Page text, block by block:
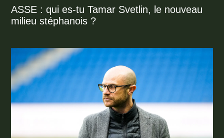
ASSE : qui es-tu Tamar Svetlin, le nouveau
milieu stéphanois ?